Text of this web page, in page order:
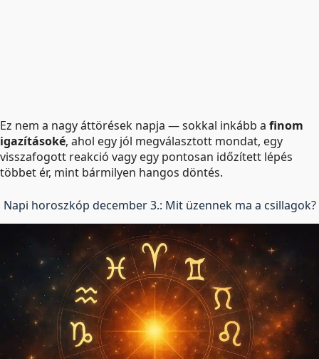
Ez nem a nagy áttörések napja — sokkal inkább a finom
igazításoké, ahol egy jól megválasztott mondat, egy
visszafogott reakció vagy egy pontosan időzített lépés
többet ér, mint bármilyen hangos döntés.
Napi horoszkóp december 3.: Mit üzennek ma a csillagok?